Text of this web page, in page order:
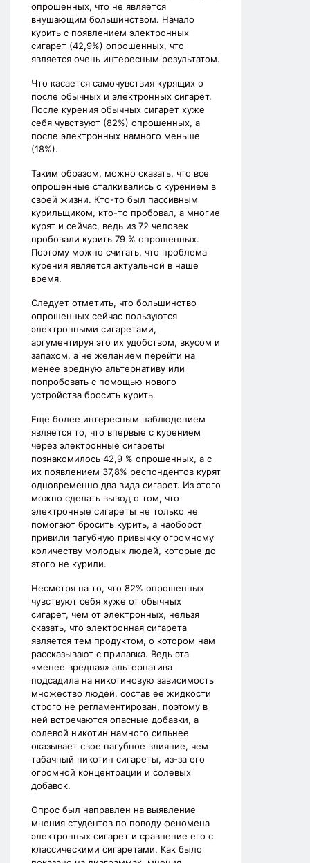
опрошенных, что не является
внушающим большинством. Начало
курить с появлением электронных
сигарет (42,9%) опрошенных, что
является очень интересным результатом.
Что касается самочувствия курящих о
после обычных и электронных сигарет.
После курения обычных сигарет хуже
себя чувствуют (82%) опрошенных, а
после электронных намного меньше
(18%).
Таким образом, можно сказать, что все
опрошенные сталкивались с курением в
своей жизни. Кто-то был пассивным
курильщиком, кто-то пробовал, а многие
курят и сейчас, ведь из 72 человек
пробовали курить 79 % опрошенных.
Поэтому можно считать, что проблема
курения является актуальной в наше
время.
Следует отметить, что большинство
опрошенных сейчас пользуются
электронными сигаретами,
аргументируя это их удобством, вкусом и
запахом, а не желанием перейти на
менее вредную альтернативу или
попробовать с помощью нового
устройства бросить курить.
Еще более интересным наблюдением
является то, что впервые с курением
через электронные сигареты
познакомилось 42,9 % опрошенных, а с
их появлением 37,8% респондентов курят
одновременно два вида сигарет. Из этого
можно сделать вывод о том, что
электронные сигареты не только не
помогают бросить курить, а наоборот
привили пагубную привычку огромному
количеству молодых людей, которые до
этого не курили.
Несмотря на то, что 82% опрошенных
чувствуют себя хуже от обычных
сигарет, чем от электронных, нельзя
сказать, что электронная сигарета
является тем продуктом, о котором нам
рассказывают с прилавка. Ведь эта
«менее вредная» альтернатива
подсадила на никотиновую зависимость
множество людей, состав ее жидкости
строго не регламентирован, поэтому в
ней встречаются опасные добавки, а
солевой никотин намного сильнее
оказывает свое пагубное влияние, чем
табачный никотин сигареты, из-за его
огромной концентрации и солевых
добавок.
Опрос был направлен на выявление
мнения студентов по поводу феномена
электронных сигарет и сравнение его с
классическими сигаретами. Как было